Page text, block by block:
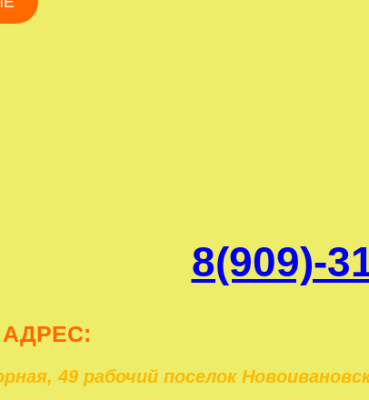
8(909)-
49 рабочий поселок